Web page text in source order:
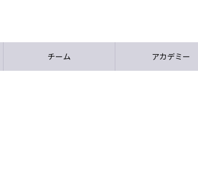
チーム アカデミー